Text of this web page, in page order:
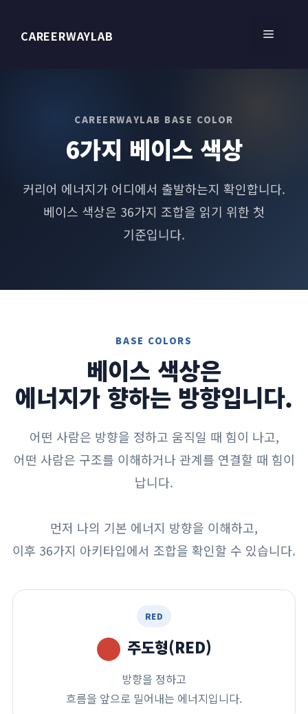
CAREERWAYLAB 메
CAREERWAYLAB BASE COLOR
6가지 베이스 색상
커리어 에너지가 어디에서 출발하는지 확인합니다.
베이스 색상은 36가지 조합을 읽기 위한 첫
기준입니다.
BASE COLORS
베이스 색상은
에너지가 향하는 방향입니다.
어떤 사람은 방향을 정하고 움직일 때 힘이 나고,
어떤 사람은 구조를 이해하거나 관계를 연결할 때 힘이
납니다.
먼저 나의 기본 에너지 방향을 이해하고,
이후 36가지 아키타입에서 조합을 확인할 수 있습니다.
RED
주도형(RED)
방향을 정하고
흐름을 앞으로 밀어내는 에너지입니다.